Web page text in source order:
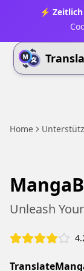
⚡
Home
Unleash